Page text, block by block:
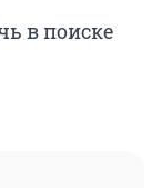
в поиске